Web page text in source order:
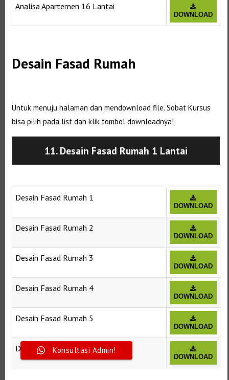
Analisa Apartemen 16 Lantai
DOWNLOAD
Desain Fasad Rumah
Untuk menuju halaman dan mendownload file. Sobat Kursus
bisa pilih pada list dan klik tombol downloadnya!
11. Desain Fasad Rumah 1 Lantai
Desain Fasad Rumah 1
DOWNLOAD
Desain Fasad Rumah 2
DOWNLOAD
Desain Fasad Rumah 3
DOWNLOAD
Desain Fasad Rumah 4
DOWNLOAD
Desain Fasad Rumah 5
DOWNLOAD
Desain Fasad Rumah 6
DOWNLOAD
Konsultasi Admin!